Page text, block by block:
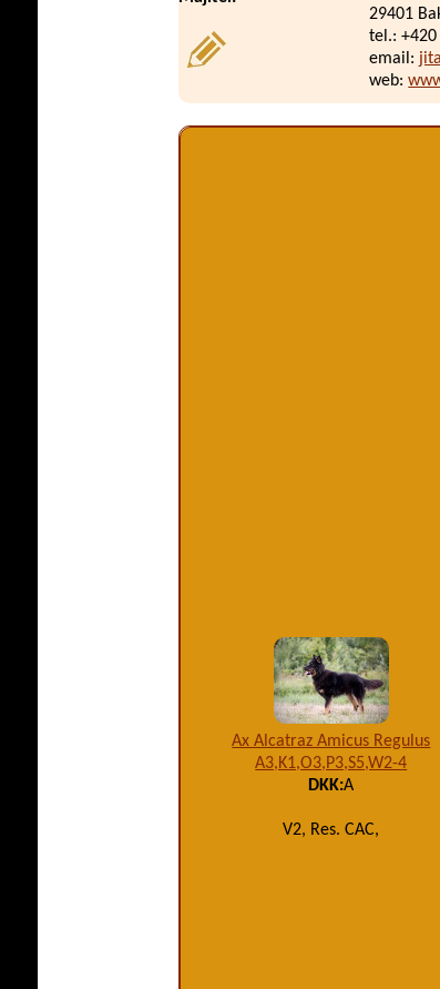
29401
tel.:
email:
web:
Ax Alcatraz Amicus Regulus
A3,K1,O3,P3,S5,W2-4
DKK:A
V2, Res. CAC,